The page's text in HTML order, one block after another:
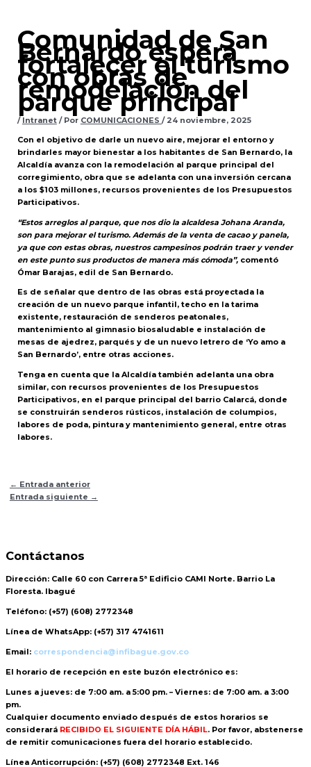
Comunidad de San
Bernardo espera
fortalecer el turismo
con obras de
remodelación del
parque principal
/ Intranet/ Por COMUNICACIONES / 24 noviembre, 2025
Con el objetivo de darle un nuevo aire, mejorar el entorno y
brindarles mayor bienestar a los habitantes de San Bernardo, la
Alcaldía avanza con la remodelación al parque principal del
corregimiento, obra que se adelanta con una inversión cercana
a los $103 millones, recursos provenientes de los Presupuestos
Participativos.
“Estos arreglos al parque, que nos dio la alcaldesa Johana Aranda,
son para mejorar el turismo. Además de la venta de cacao y panela,
ya que con estas obras, nuestros campesinos podrán traer y vender
en este punto sus productos de manera más cómoda”,comentó
Ómar Barajas, edil de San Bernardo.
Es de señalar que dentro de las obras está proyectada la
creación de un nuevo parque infantil, techo en la tarima
existente, restauración de senderos peatonales,
mantenimiento al gimnasio biosaludable e instalación de
mesas de ajedrez, parqués y de un nuevo letrero de ‘Yo amo a
San Bernardo’, entre otras acciones.
Tenga en cuenta que la Alcaldía también adelanta una obra
similar, con recursos provenientes de los Presupuestos
Participativos, en el parque principal del barrio Calarcá, donde
se construirán senderos rústicos, instalación de columpios,
labores de poda, pintura y mantenimiento general, entre otras
labores.
← Entrada anterior
Entrada siguiente →
Contáctanos
Dirección: Calle 60 con Carrera 5ª Edificio CAMI Norte. Barrio La
Floresta. Ibagué
Teléfono: (+57) (608) 2772348
Línea de WhatsApp: (+57) 317 4741611
Email: correspondencia@infibague.gov.co
El horario de recepción en este buzón electrónico es:
Lunes a jueves: de 7:00 am. a 5:00 pm. – Viernes: de 7:00 am. a 3:00
pm.
Cualquier documento enviado después de estos horarios se
considerará RECIBIDO EL SIGUIENTE DÍA HÁBIL. Por favor, abstenerse
de remitir comunicaciones fuera del horario establecido.
Línea Anticorrupción: (+57) (608) 2772348 Ext. 146